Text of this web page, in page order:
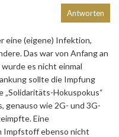
eine (eigene) Infektion,
Das war von Anfang an
es nicht einmal
sollte die Impfung
„Solidaritäts-Hokuspokus“
genauso wie 2G- und 3G-
Eine
Impfstoff ebenso nicht
Antworten